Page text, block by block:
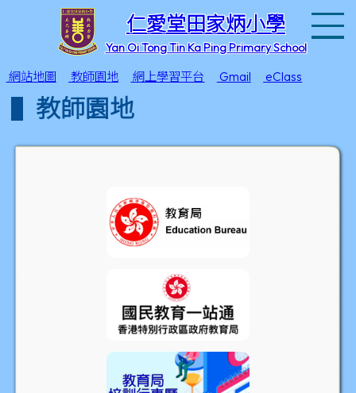
仁愛堂田家炳小學
Yan Oi Tong Tin Ka Ping Primary School
網站地圖 教師園地 網上學習平台 Gmail eClass
教師園地